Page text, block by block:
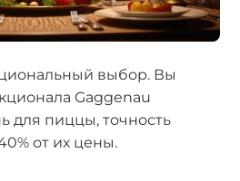
выбор. Вы
Gaggenau
для пиццы, точность
от их цены.